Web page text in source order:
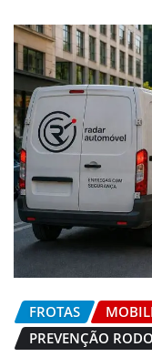
FROTAS
PREVENÇÃO